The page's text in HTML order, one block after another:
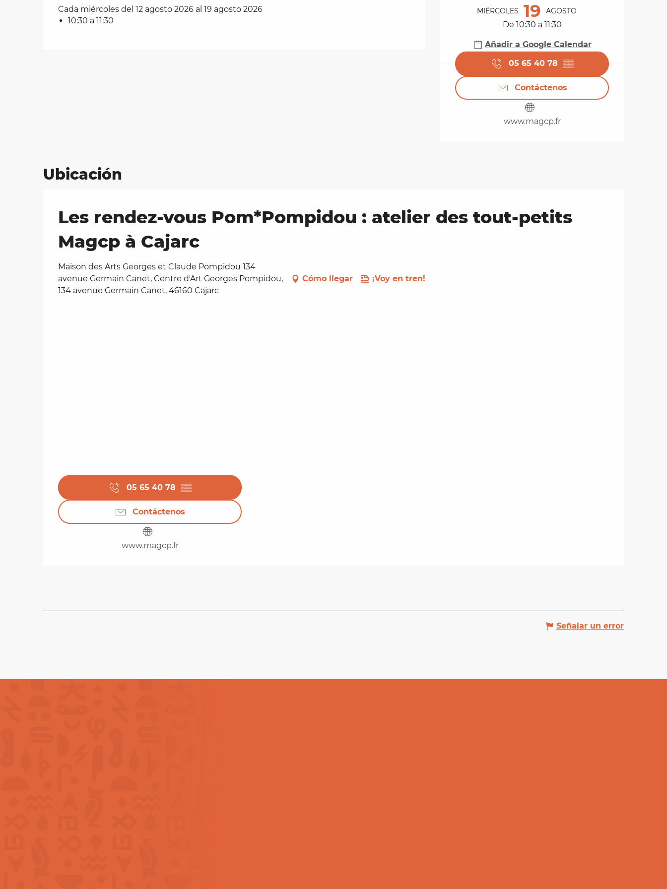
MIÉRCOLES 19 AGOSTO
De 10:30 a 11:30
Añadir a Google Calendar
05 65 40 78 ▒▒
Contáctenos
www.magcp.fr
Cada miércoles del 12 agosto 2026 al 19 agosto 2026
10:30 a 11:30
Ubicación
Les rendez-vous Pom*Pompidou : atelier des tout-petits
Magcp à Cajarc
Maison des Arts Georges et Claude Pompidou 134
avenue Germain Canet, Centre d'Art Georges Pompidou,
134 avenue Germain Canet, 46160 Cajarc
Cómo llegar ¡Voy en tren!
05 65 40 78 ▒▒
Contáctenos
www.magcp.fr
Señalar un error